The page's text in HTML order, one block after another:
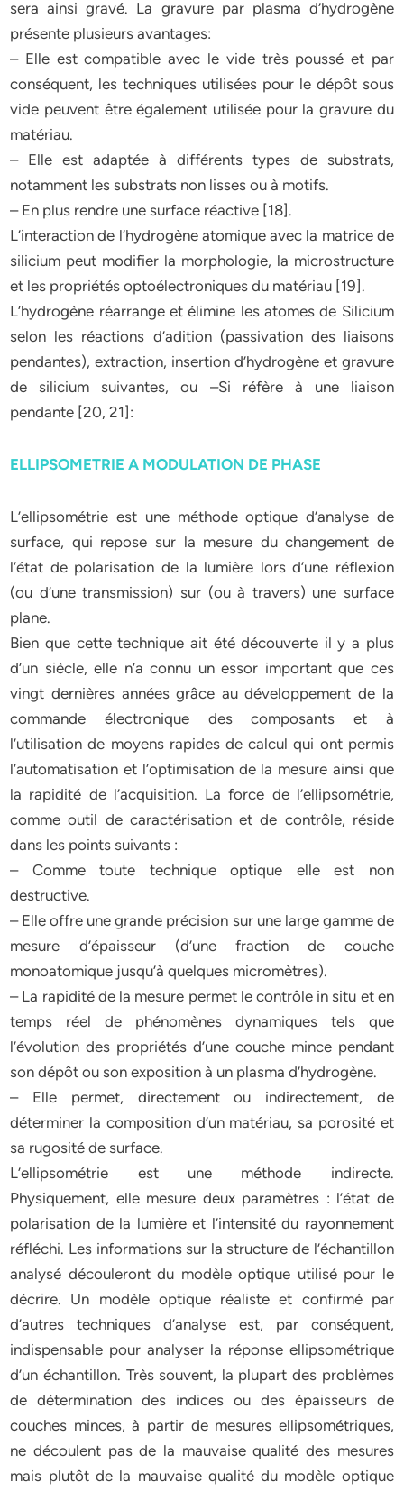
sera ainsi gravé. La gravure par plasma d’hydrogène
présente plusieurs avantages:
– Elle est compatible avec le vide très poussé et par
conséquent, les techniques utilisées pour le dépôt sous
vide peuvent être également utilisée pour la gravure du
matériau.
– Elle est adaptée à différents types de substrats,
notamment les substrats non lisses ou à motifs.
– En plus rendre une surface réactive [18].
L’interaction de l’hydrogène atomique avec la matrice de
silicium peut modifier la morphologie, la microstructure
et les propriétés optoélectroniques du matériau [19].
L’hydrogène réarrange et élimine les atomes de Silicium
selon les réactions d’adition (passivation des liaisons
pendantes), extraction, insertion d’hydrogène et gravure
de silicium suivantes, ou –Si réfère à une liaison
pendante [20, 21]:
ELLIPSOMETRIE A MODULATION DE PHASE
L’ellipsométrie est une méthode optique d’analyse de
surface, qui repose sur la mesure du changement de
l’état de polarisation de la lumière lors d’une réflexion
(ou d’une transmission) sur (ou à travers) une surface
plane.
Bien que cette technique ait été découverte il y a plus
d’un siècle, elle n’a connu un essor important que ces
vingt dernières années grâce au développement de la
commande électronique des composants et à
l’utilisation de moyens rapides de calcul qui ont permis
l’automatisation et l’optimisation de la mesure ainsi que
la rapidité de l’acquisition. La force de l’ellipsométrie,
comme outil de caractérisation et de contrôle, réside
dans les points suivants :
– Comme toute technique optique elle est non
destructive.
– Elle offre une grande précision sur une large gamme de
mesure d’épaisseur (d’une fraction de couche
monoatomique jusqu’à quelques micromètres).
– La rapidité de la mesure permet le contrôle in situ et en
temps réel de phénomènes dynamiques tels que
l’évolution des propriétés d’une couche mince pendant
son dépôt ou son exposition à un plasma d’hydrogène.
– Elle permet, directement ou indirectement, de
déterminer la composition d’un matériau, sa porosité et
sa rugosité de surface.
L’ellipsométrie est une méthode indirecte.
Physiquement, elle mesure deux paramètres : l’état de
polarisation de la lumière et l’intensité du rayonnement
réfléchi. Les informations sur la structure de l’échantillon
analysé découleront du modèle optique utilisé pour le
décrire. Un modèle optique réaliste et confirmé par
d’autres techniques d’analyse est, par conséquent,
indispensable pour analyser la réponse ellipsométrique
d’un échantillon. Très souvent, la plupart des problèmes
de détermination des indices ou des épaisseurs de
couches minces, à partir de mesures ellipsométriques,
ne découlent pas de la mauvaise qualité des mesures
mais plutôt de la mauvaise qualité du modèle optique